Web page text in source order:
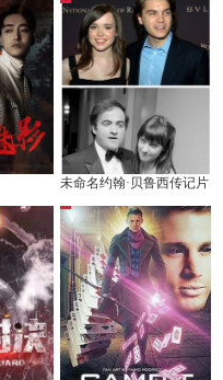
未命名约翰·贝鲁西传记片